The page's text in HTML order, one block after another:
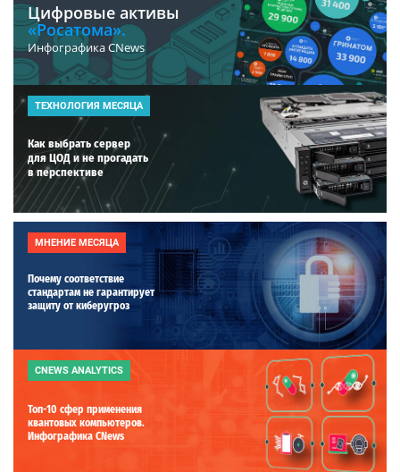
Цифровые активы
«Росатома».
Инфографика CNews
ТЕХНОЛОГИЯ МЕСЯЦА
Как выбрать сервер
для ЦОД и не прогадать
в перспективе
МНЕНИЕ МЕСЯЦА
Почему соответствие
стандартам не гарантирует
защиту от киберугроз
CNEWS ANALYTICS
Топ-10 сфер применения
квантовых компьютеров.
Инфографика CNews